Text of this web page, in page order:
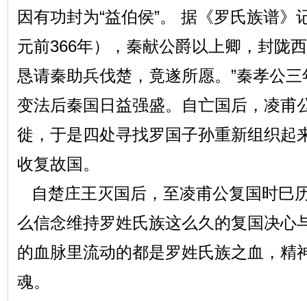
因有功封为“益伯侯”。 据《罗氏族谱》
元前366年），秦献公爵以上卿，封陇
恳请秦助兵伐楚，竟遂所愿。”秦孝公
变法后秦国日益强盛。自亡国后，凌甫
徙，于是四处寻找罗国子孙重新组织起
收复故国。
自楚庄王灭国后，至凌甫公复国时巳
么信念维持罗姓氏族这么久的复国决心
的血脉里流动的都是罗姓氏族之血，精
魂。